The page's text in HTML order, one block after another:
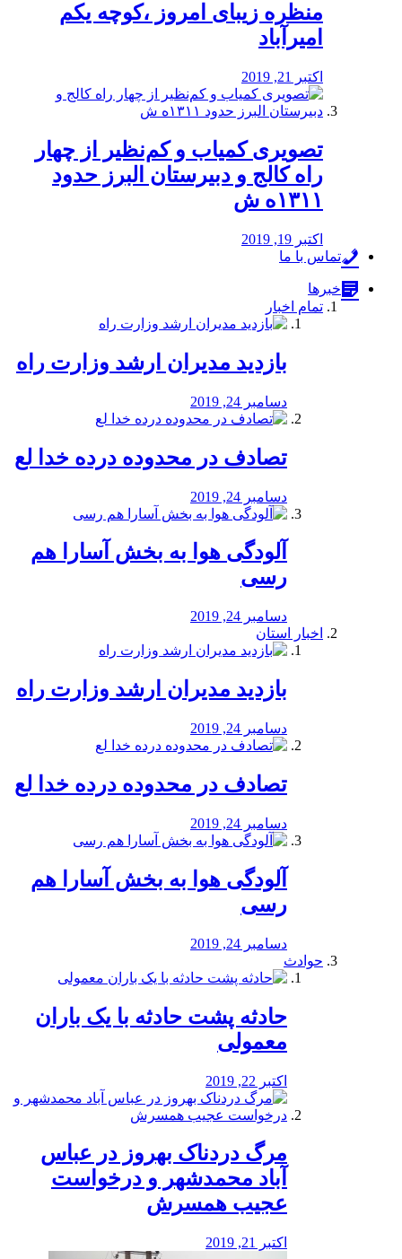
منظره‌‌ زیبای امروز ،کوچه یکم
امیرآباد
اکتبر 21, 2019
️تصویری کمیاب و کم‌نظیر از چهار
راه كالج و دبيرستان البرز حدود
۱۳۱۱ه ش
اکتبر 19, 2019
تماس با ما
خبرها
تمام اخبار
بازدید مدیران ارشد وزارت راه
دسامبر 24, 2019
تصادف در محدوده درده خدا لع
دسامبر 24, 2019
آلودگی هوا به بخش آسارا هم
رسی
دسامبر 24, 2019
اخبار استان
بازدید مدیران ارشد وزارت راه
دسامبر 24, 2019
تصادف در محدوده درده خدا لع
دسامبر 24, 2019
آلودگی هوا به بخش آسارا هم
رسی
دسامبر 24, 2019
حوادث
️حادثه پشت حادثه با یک باران
معمولی
اکتبر 22, 2019
مرگ دردناک بهروز در عباس
آباد محمدشهر و درخواست
عجیب همسرش
اکتبر 21, 2019